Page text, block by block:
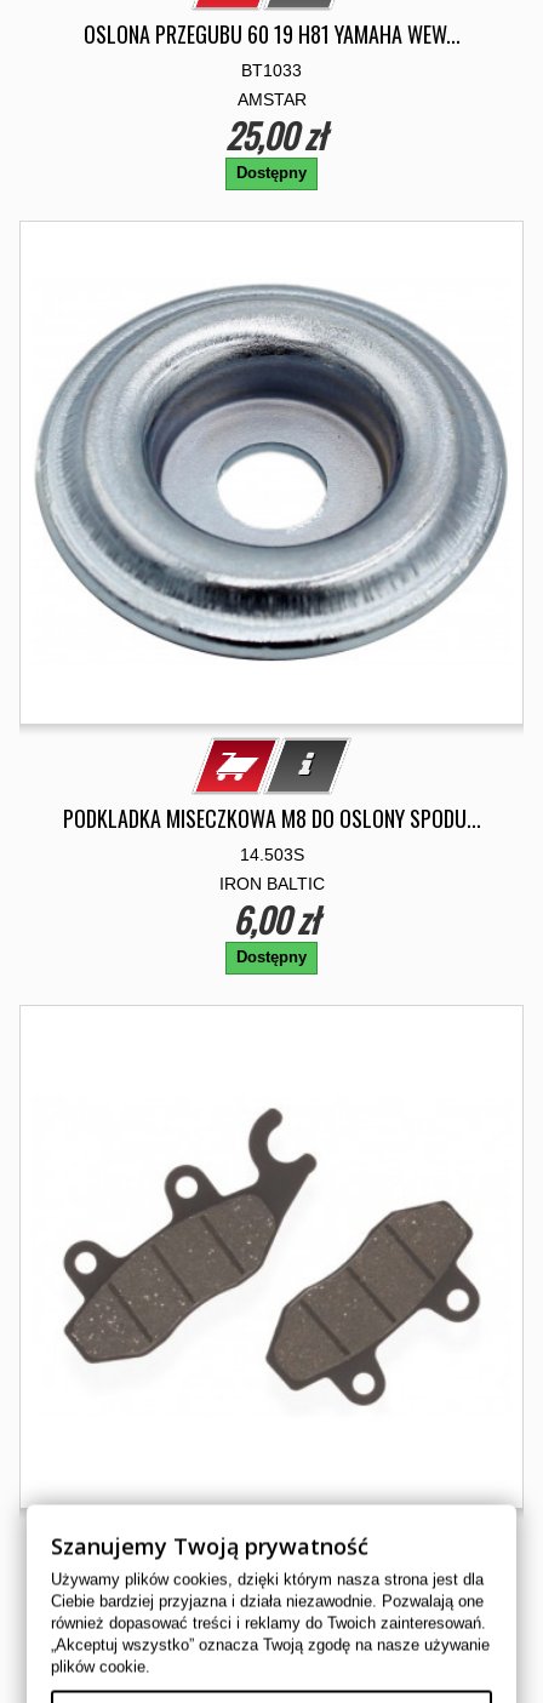
OSLONA PRZEGUBU 60 19 H81 YAMAHA WEW...
BT1033
AMSTAR
25,00 zł
Dostępny
PODKLADKA MISECZKOWA M8 DO OSLONY SPODU...
14.503S
IRON BALTIC
6,00 zł
Dostępny
KLOCKI YFZ 450 PRZOD LEWA YAMAHA KAWASAKI
BP022 FA165
Szanujemy Twoją prywatność
Używamy plików cookies, dzięki którym nasza strona jest dla
Ciebie bardziej przyjazna i działa niezawodnie. Pozwalają one
również dopasować treści i reklamy do Twoich zainteresowań.
„Akceptuj wszystko” oznacza Twoją zgodę na nasze używanie
plików cookie.